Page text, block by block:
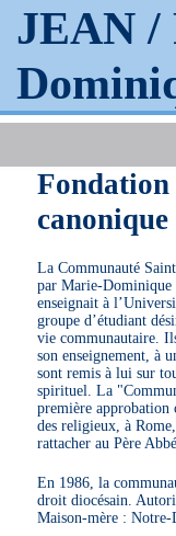
JEAN /
Fondation
canonique
La Communauté
par Marie-
enseignait à
groupe d’étudiant
vie communautaire.
son enseignement, à
sont remis à lui sur
spirituel. La
première approbation
des religieux, à
rattacher au Père
En 1986, la
droit diocésain.
Maison-mère :